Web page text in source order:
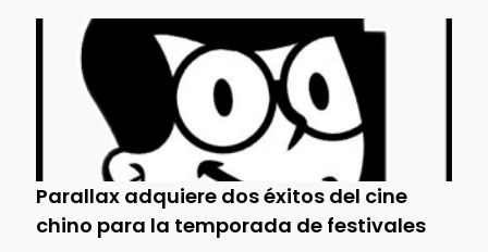
Parallax adquiere dos éxitos del cine
chino para la temporada de festivales